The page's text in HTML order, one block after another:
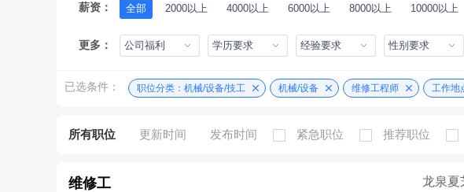
薪资： 全部 2000以上 4000以上 6000以上 8000以上 10000以上
更多： 公司福利 学历要求 经验要求 性别要求
已选条件： 职位分类：机械/设备/技工 机械/设备 维修工程师 工作地
所有职位 更新时间 发布时间 紧急职位 推荐职位
维修工 龙泉夏